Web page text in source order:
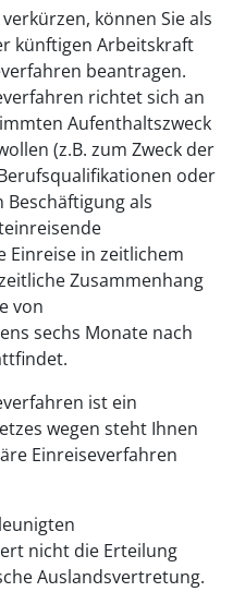
können Sie als
künftigen Arbeitskraft
beantragen.
richtet sich an
Aufenthaltszweck
(z.B. zum Zweck der
oder
als
Einreise in zeitlichem
Zusammenhang
von
sechs Monate nach
ist ein
wegen steht Ihnen
Einreiseverfahren
nicht die Erteilung
Auslandsvertretung.